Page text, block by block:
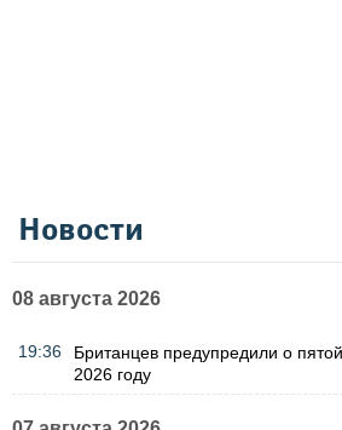
Новости
08 августа 2026
19:36
Британцев предупредили о
2026 году